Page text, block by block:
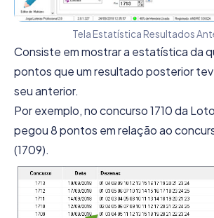
Tela Estatística Resultados
Consiste em mostrar a estatística da
pontos que um resultado posterior
seu anterior.
Por exemplo, no concurso 1710 da
pegou 8 pontos em relação ao
(1709).